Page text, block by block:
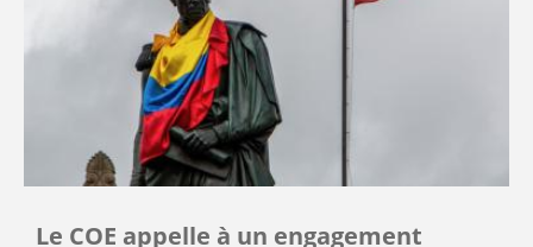
Le COE appelle à un engagement